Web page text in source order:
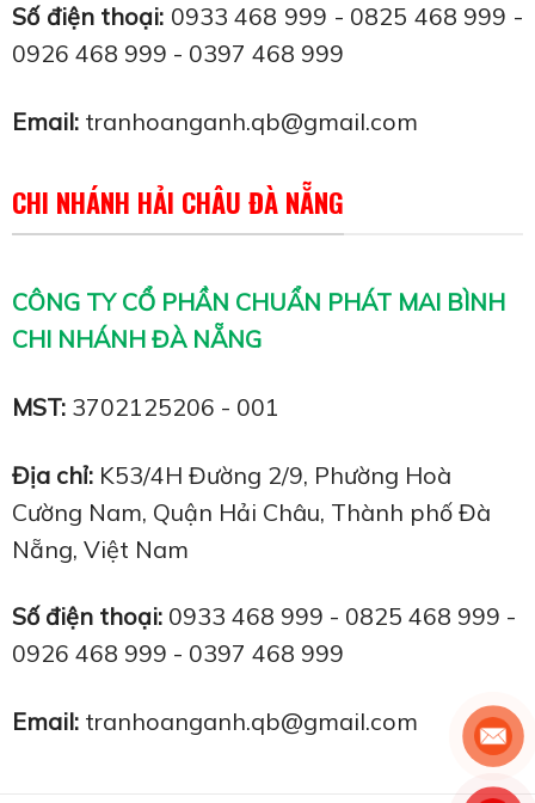
Số điện thoại: 0933 468 999 - 0825 468 999 -
0926 468 999 - 0397 468 999
Email: tranhoanganh.qb@gmail.com
CHI NHÁNH HẢI CHÂU ĐÀ NẴNG
CÔNG TY CỔ PHẦN CHUẨN PHÁT MAI BÌNH
CHI NHÁNH ĐÀ NẴNG
MST: 3702125206 - 001
Địa chỉ: K53/4H Đường 2/9, Phường Hoà
Cường Nam, Quận Hải Châu, Thành phố Đà
Nẵng, Việt Nam
Số điện thoại: 0933 468 999 - 0825 468 999 -
0926 468 999 - 0397 468 999
Email: tranhoanganh.qb@gmail.com